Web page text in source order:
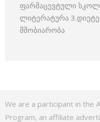
ფარმაცევტული
ლიტერატურა
მშობიარობა
We are a participant in the
Program, an affiliate